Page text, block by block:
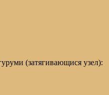
(затягивающися узел):